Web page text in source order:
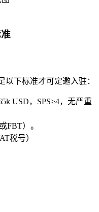
下标准才可定邀入驻：
USD，SPS≥4，无严重
FBT）。
税号）